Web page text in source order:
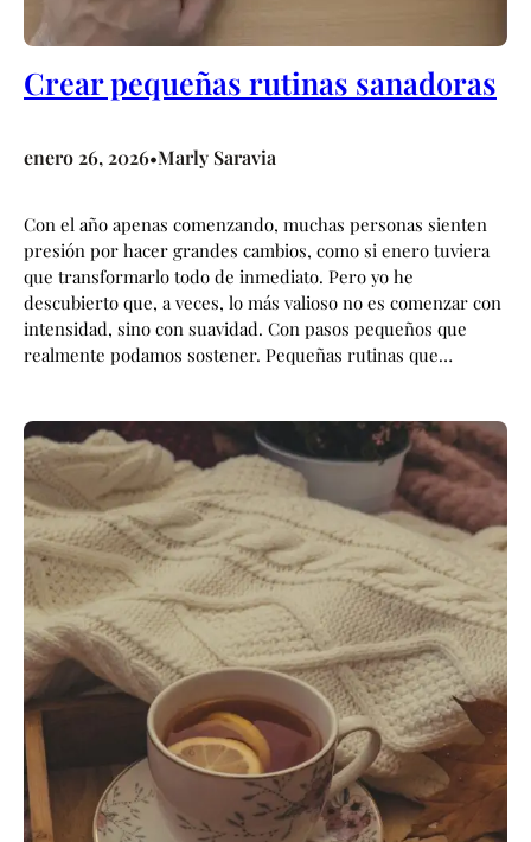
Crear pequeñas rutinas sanadoras
enero 26, 2026•Marly Saravia
Con el año apenas comenzando, muchas personas sienten
presión por hacer grandes cambios, como si enero tuviera
que transformarlo todo de inmediato. Pero yo he
descubierto que, a veces, lo más valioso no es comenzar con
intensidad, sino con suavidad. Con pasos pequeños que
realmente podamos sostener. Pequeñas rutinas que…